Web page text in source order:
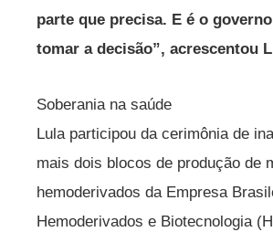
parte que precisa. E é o
tomar a decisão”, acrescentou
Soberania na saúde
Lula participou da cerimônia de
mais dois blocos de produção de
hemoderivados da Empresa
Hemoderivados e Biotecnologia